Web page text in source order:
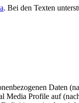
. Bei den Texten
Daten
Profile auf